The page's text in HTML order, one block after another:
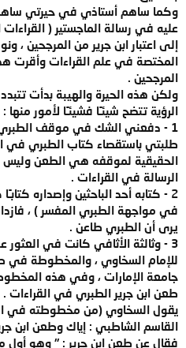
وكما ساهم أستاذي في حيرتي
عليه في رسالة الماجستير (
إلى اعتبار ابن جرير من المرجحين ،
المختصة في علم القراءات وأقرت
المرجحين .
ولكن هذه الحيرة والهيبة بدأت
الرؤية تتضح شيئـًا فشيئـًا لأمور منها :
1 - دفعني الشك في موقف
طلبتي باستقصاء كتاب الطبري في
الحقيقية لموقفه هي الطعن وليس
الرسالة في القراءات .
2 - كتابه أحد الباحثين وإصداره
في مواجهة الطبري المفسر ) ،
يرى أن الطبري طاعن .
3 - وثالثة الأثافي كانت في
للإمام السخاوي ، والمخطوطة في
جامعة الإمارات ، وفي هذه
طعن ابن جرير الطبري في القراءات .
القاسم الشاطبي : إياك وطعن ابن
فقال عن طعن ابن جرير : " وهو أول